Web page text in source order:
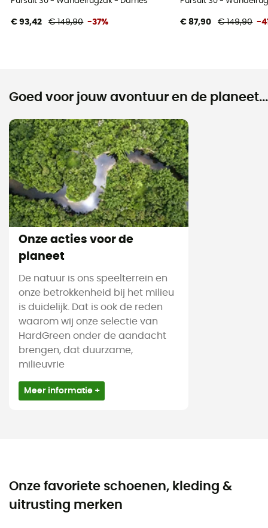
€ 93,42 € 149,90 -37% € 87,90 € 149,90 -
Goed voor jouw avontuur en de planeet...
Onze acties voor de
planeet
De natuur is ons speelterrein en
onze betrokkenheid bij het milieu
is duidelijk. Dat is ook de reden
waarom wij onze selectie van
HardGreen onder de aandacht
brengen, dat duurzame,
milieuvrie
Meer informatie +
Onze favoriete schoenen, kleding &
uitrusting merken